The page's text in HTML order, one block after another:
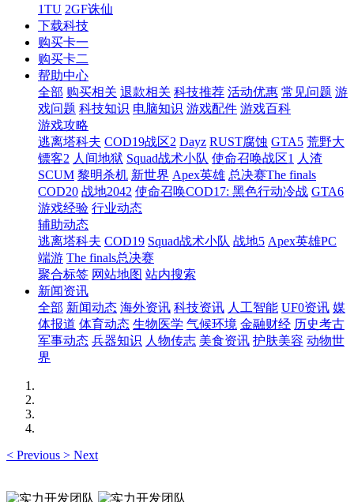
1TU 2GF诛仙
下载科技
购买卡一
购买卡二
帮助中心
全部 购买相关 退款相关 科技推荐 活动优惠 常见问题 游
戏问题 科技知识 电脑知识 游戏配件 游戏百科
游戏攻略
逃离塔科夫 COD19战区2 Dayz RUST腐蚀 GTA5 荒野大
镖客2 人间地狱 Squad战术小队 使命召唤战区1 人渣
SCUM 黎明杀机 新世界 Apex英雄 总决赛The finals
COD20 战地2042 使命召唤COD17: 黑色行动冷战 GTA6
游戏经验 行业动态
辅助动态
逃离塔科夫 COD19 Squad战术小队 战地5 Apex英雄PC
端游 The finals总决赛
聚合标签 网站地图 站内搜索
新闻资讯
全部 新闻动态 海外资讯 科技资讯 人工智能 UF0资讯 媒
体报道 体育动态 生物医学 气候环境 金融财经 历史考古
军事动态 兵器知识 人物传志 美食资讯 护肤美容 动物世
界
< Previous > Next